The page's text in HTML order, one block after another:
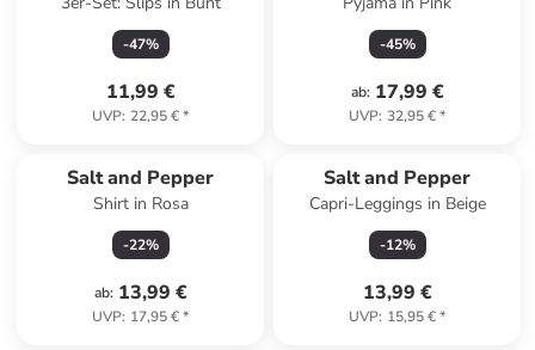
-47%
11,99 €
UVP: 22,95 €*
-45%
ab: 17,99 €
UVP: 32,95 €*
Salt and Pepper
Shirt in Rosa
-22%
ab: 13,99 €
UVP: 17,95 €*
Salt and Pepper
Capri-Leggings in Beige
-12%
13,99 €
UVP: 15,95 €*